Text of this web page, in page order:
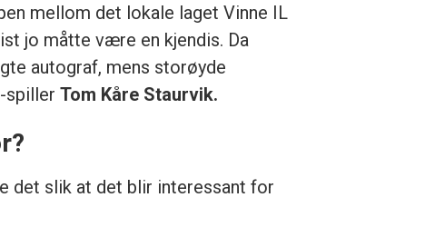
mellom det lokale laget Vinne IL
jo måtte være en kjendis. Da
autograf, mens storøyde
spillerTom Kåre Staurvik.
det slik at det blir interessant for